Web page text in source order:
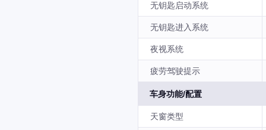
无钥匙启动系统
无钥匙进入系统
夜视系统
疲劳驾驶提示
车身功能/配置
天窗类型